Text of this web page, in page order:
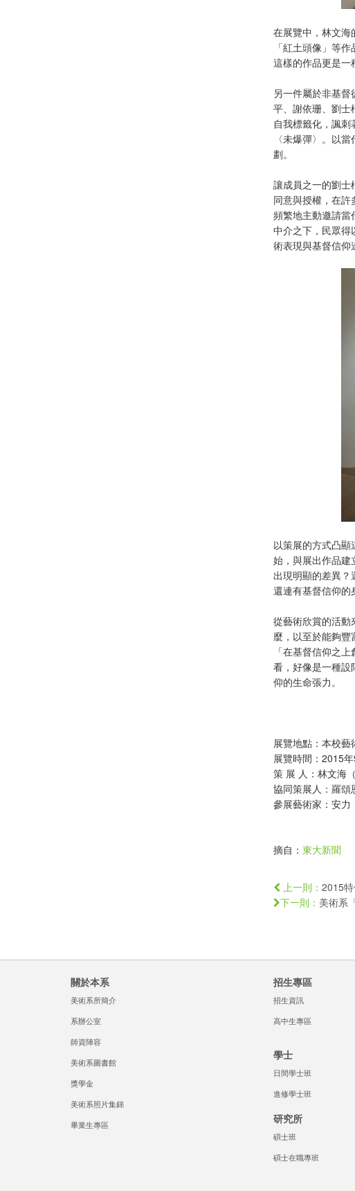
在展覽中，林文海
「紅土頭像」等
這樣的作品更是一
另一件屬於非基
平、謝依珊、劉士
自我標籤化，諷
〈未爆彈〉。以
劃。
讓成員之一的劉士
同意與授權，在
頻繁地主動邀請當
中介之下，民眾得
術表現與基督信仰
以策展的方式凸
始，與展出作品建
出現明顯的差異
還連有基督信仰的
從藝術欣賞的活動
麼，以至於能夠豐
「在基督信仰之
看，好像是一種設
仰的生命張力。
展覽地點：本校藝
展覽時間：2015
策 展 人：林文海
協同策展人：羅頌
參展藝術家：安力
摘自： 東大新聞
上一則： 2015
下一則： 美術系
關於本系
美術系所簡介
系辦公室
師資陣容
美術系圖書館
獎學金
美術系照片集錦
畢業生專區
招生專區
招生資訊
高中生專區
學士
日間學士班
進修學士班
研究所
碩士班
碩士在職專班